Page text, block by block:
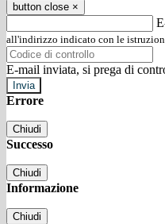
button close ×
all'indirizzo indicato con le
E-mail inviata, si prega di
Errore
Chiudi
Successo
Chiudi
Informazione
Chiudi